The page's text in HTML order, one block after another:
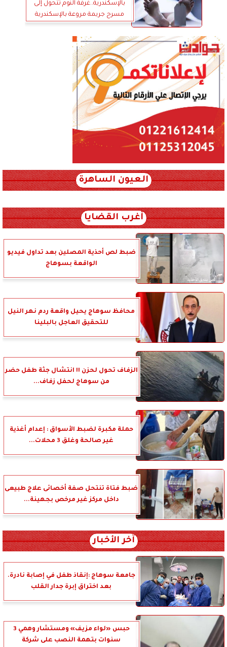
بالإسكندرية..غرفة النوم تتحول إلى
مسرح جريمة مروعة بالإسكندرية
العيون الساهرة
أغرب القضايا
ضبط لص أحذية المصلين بعد تداول فيديو
الواقعة بسوهاج
محافظ سوهاج يحيل واقعة ردم نهر النيل
للتحقيق العاجل بالبلينا
الزفاف تحول لحزن !! انتشال جثة طفل حضر
من سوهاج لحفل زفاف...
حملة مكبرة لضبط الأسواق : إعدام أغذية
غير صالحة وغلق 3 محلات...
ضبط فتاة تنتحل صفة أخصائى علاج طبيعى
داخل مركز غير مرخص بجهينة...
آخر الأخبار
جامعة سوهاج :إنقاذ طفل في إصابة نادرة.
بعد اختراق إبرة جدار القلب
حبس «لواء مزيف» ومستشار وهمي 3
سنوات بتهمة النصب على شركة